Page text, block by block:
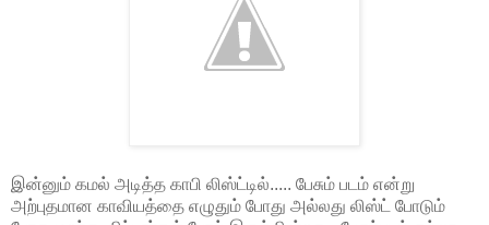
இன்னும் கமல் அடித்த காபி லிஸ்ட்டில்..... பேசும் படம் என்று
அற்புதமான காவியத்தை எழுதும் போது அல்லது லிஸ்ட் போடும்